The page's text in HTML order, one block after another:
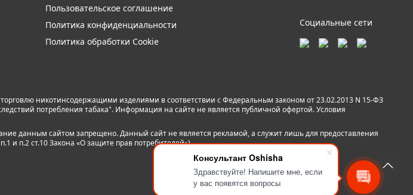
Консультант Oshisha
Здравствуйте! Напишите мне, если
у вас появятся вопросы
Пользовательское соглашение
Политика конфиденциальности
Политика обработки Cookie
Социальные сети
никотинсодержащими изделиями в соответствии с Федеральным законом от 23.02.2013 N 15-ФЗ
потребления табака". Информация на сайте не является публичной офертой. Условия
данным сайтом запрещено. Данный сайт не является рекламой, а служит лишь для предоставления
и п.2 ст.10 Закона «О защите прав потребителей»).